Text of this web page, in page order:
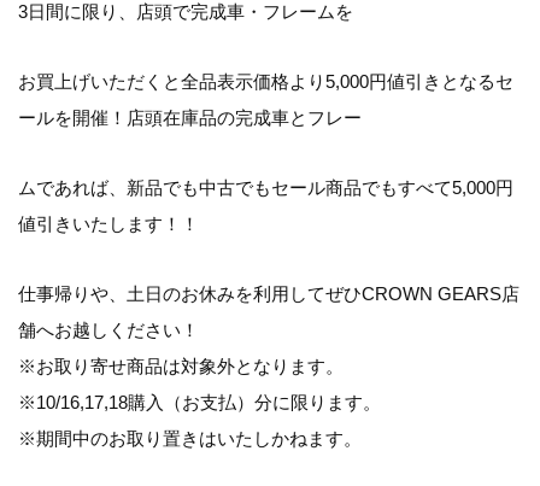
3日間に限り、店頭で完成車・フレームを
お買上げいただくと全品表示価格より5,000円値引きとなるセ
ールを開催！店頭在庫品の完成車とフレー
ムであれば、新品でも中古でもセール商品でもすべて5,000円
値引きいたします！！
仕事帰りや、土日のお休みを利用してぜひCROWN GEARS店
舗へお越しください！
※お取り寄せ商品は対象外となります。
※10/16,17,18購入（お支払）分に限ります。
※期間中のお取り置きはいたしかねます。